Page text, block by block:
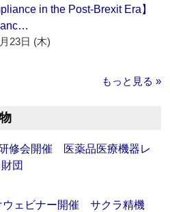
in the Post-Brexit Era】
23日 (木)
もっと見る »
修会開催 医薬品医療機器レ
団
ウェビナー開催 サクラ精機